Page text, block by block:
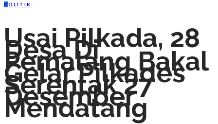
P OLITIK
Usai Pilkada, 28
Desa Di
Pemalang Bakal
Gelar Pilkades
Serentak 27
Desember
Mendatang